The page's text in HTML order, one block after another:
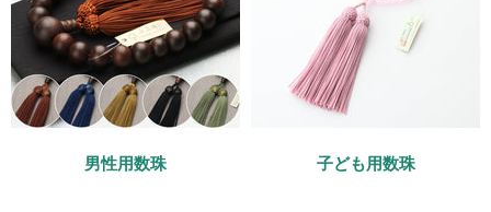
男性用数珠 子ども用数珠